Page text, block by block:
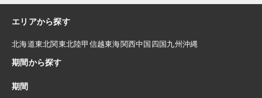
エリアから探す
北海道東北関東北陸甲信越東海関西中国 四国 九州 沖縄
期間から探す
期間